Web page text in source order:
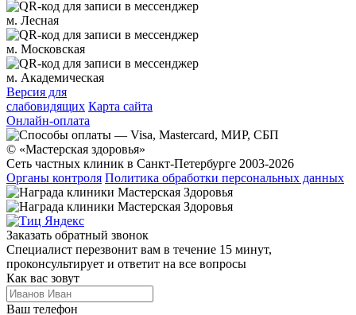
м. Лесная
м. Московская
м. Академическая
Версия для
слабовидящих Карта сайта
Онлайн-оплата
© «Мастерская здоровья»
Сеть частных клиник в Санкт-Петербурге 2003-2026
Органы контроля Политика обработки персональных данных
Заказать обратный звонок
Специалист перезвонит вам в течение 15 минут,
проконсультирует и ответит на все вопросы
Как вас зовут
Ваш телефон